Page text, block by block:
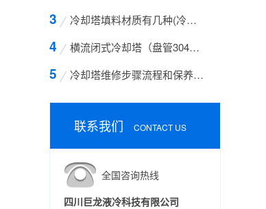
冷却塔填料材质有几种(冷却塔填料哪种材质好)
横流闭式冷却塔（盘管304不锈钢）
冷却塔维修步骤流程和保养的方法有哪些
联系我们 CONTACT US
全国咨询热线
四川巨龙液冷科技有限公司